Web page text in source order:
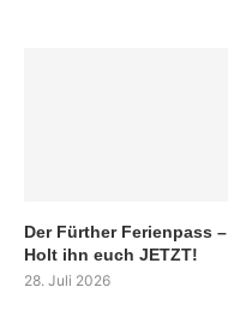
Der Fürther Ferienpass –
Holt ihn euch JETZT!
28. Juli 2026